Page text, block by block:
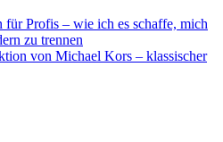
für Profis – wie ich es schaffe, mich
zu trennen
von Michael Kors – klassischer